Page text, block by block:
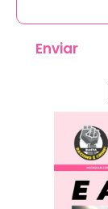
Enviar